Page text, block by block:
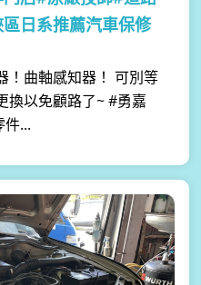
日系推薦汽車保修
！曲軸感知器！ 可別等
換以免顧路了~ #勇嘉
...